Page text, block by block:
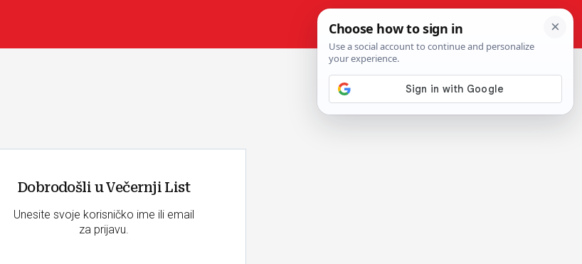
Dobrodošli u Večernji List
Unesite svoje korisničko ime ili email
za prijavu.